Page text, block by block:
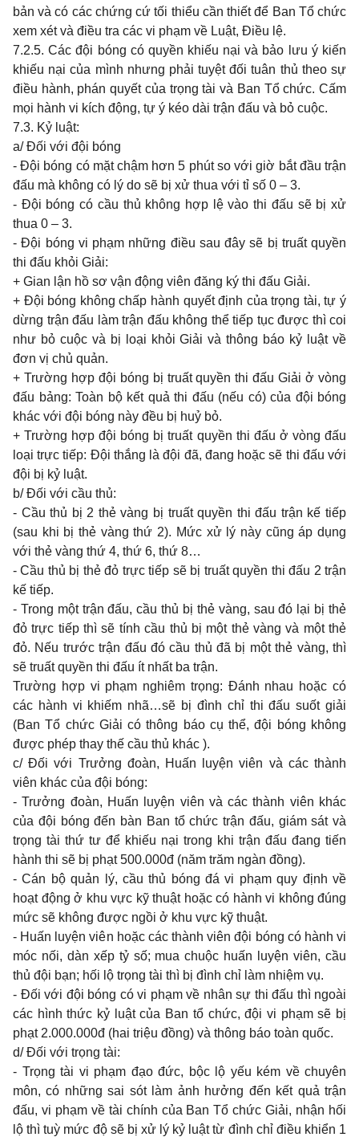
bản và có các chứng cứ tối thiểu cần thiết để Ban Tổ chức
xem xét và điều tra các vi phạm về Luật, Điều lệ.
7.2.5. Các đội bóng có quyền khiếu nại và bảo lưu ý kiến
khiếu nại của mình nhưng phải tuyệt đối tuân thủ theo sự
điều hành, phán quyết của trọng tài và Ban Tổ chức. Cấm
mọi hành vi kích động, tự ý kéo dài trận đấu và bỏ cuộc.
7.3. Kỷ luật:
a/ Đối với đội bóng
- Đội bóng có mặt chậm hơn 5 phút so với giờ bắt đầu trận
đấu mà không có lý do sẽ bị xử thua với tỉ số 0 – 3.
- Đội bóng có cầu thủ không hợp lệ vào thi đấu sẽ bị xử
thua 0 – 3.
- Đội bóng vi phạm những điều sau đây sẽ bị truất quyền
thi đấu khỏi Giải:
+ Gian lận hồ sơ vận động viên đăng ký thi đấu Giải.
+ Đội bóng không chấp hành quyết định của trọng tài, tự ý
dừng trận đấu làm trận đấu không thể tiếp tục được thì coi
như bỏ cuộc và bị loại khỏi Giải và thông báo kỷ luật về
đơn vị chủ quản.
+ Trường hợp đội bóng bị truất quyền thi đấu Giải ở vòng
đấu bảng: Toàn bộ kết quả thi đấu (nếu có) của đội bóng
khác với đội bóng này đều bị huỷ bỏ.
+ Trường hợp đội bóng bị truất quyền thi đấu ở vòng đấu
loại trực tiếp: Đội thắng là đội đã, đang hoặc sẽ thi đấu với
đội bị kỷ luật.
b/ Đối với cầu thủ:
- Cầu thủ bị 2 thẻ vàng bị truất quyền thi đấu trận kế tiếp
(sau khi bị thẻ vàng thứ 2). Mức xử lý này cũng áp dụng
với thẻ vàng thứ 4, thứ 6, thứ 8…
- Cầu thủ bị thẻ đỏ trực tiếp sẽ bị truất quyền thi đấu 2 trận
kế tiếp.
- Trong một trận đấu, cầu thủ bị thẻ vàng, sau đó lại bị thẻ
đỏ trực tiếp thì sẽ tính cầu thủ bị một thẻ vàng và một thẻ
đỏ. Nếu trước trận đấu đó cầu thủ đã bị một thẻ vàng, thì
sẽ truất quyền thi đấu ít nhất ba trận.
Trường hợp vi phạm nghiêm trọng: Đánh nhau hoặc có
các hành vi khiếm nhã…sẽ bị đình chỉ thi đấu suốt giải
(Ban Tổ chức Giải có thông báo cụ thể, đội bóng không
được phép thay thế cầu thủ khác ).
c/ Đối với Trưởng đoàn, Huấn luyện viên và các thành
viên khác của đội bóng:
- Trưởng đoàn, Huấn luyện viên và các thành viên khác
của đội bóng đến bàn Ban tổ chức trận đấu, giám sát và
trọng tài thứ tư để khiếu nại trong khi trận đấu đang tiến
hành thi sẽ bị phạt 500.000đ (năm trăm ngàn đồng).
- Cán bộ quản lý, cầu thủ bóng đá vi phạm quy định về
hoạt động ở khu vực kỹ thuật hoặc có hành vi không đúng
mức sẽ không được ngồi ở khu vực kỹ thuật.
- Huấn luyện viên hoặc các thành viên đội bóng có hành vi
móc nối, dàn xếp tỷ số; mua chuộc huấn luyện viên, cầu
thủ đội bạn; hối lộ trọng tài thì bị đình chỉ làm nhiệm vụ.
- Đối với đội bóng có vi phạm về nhân sự thi đấu thì ngoài
các hình thức kỷ luật của Ban tổ chức, đội vi phạm sẽ bị
phạt 2.000.000đ (hai triệu đồng) và thông báo toàn quốc.
d/ Đối với trọng tài:
- Trọng tài vi phạm đạo đức, bộc lộ yếu kém về chuyên
môn, có những sai sót làm ảnh hưởng đến kết quả trận
đấu, vi phạm về tài chính của Ban Tổ chức Giải, nhận hối
lộ thì tuỳ mức độ sẽ bị xử lý kỷ luật từ đình chỉ điều khiển 1